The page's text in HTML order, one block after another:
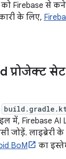
Firebase से
के लिए,
प्रोजेक्ट
में, Firebase AI
जोड़ें.
BoM का